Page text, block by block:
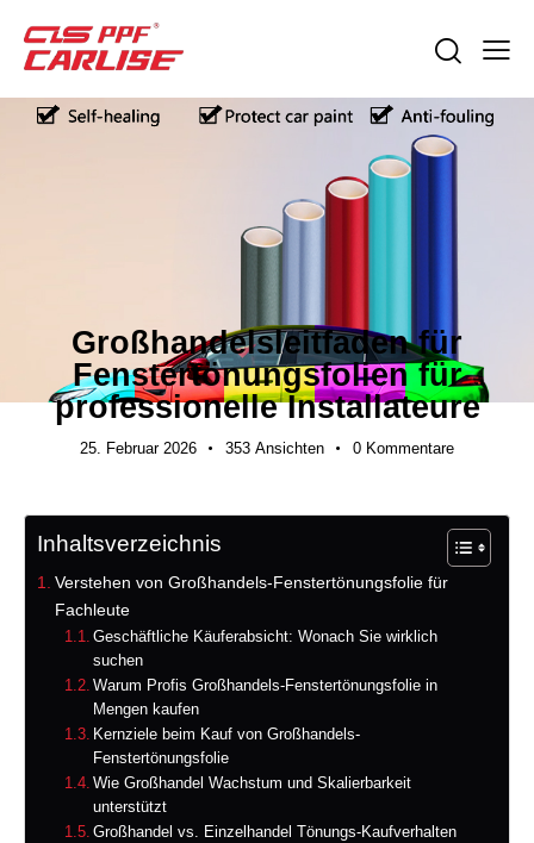
Großhandelsleitfaden für
Fenstertönungsfolien für
professionelle Installateure
25. Februar 2026 353 Ansichten 0 Kommentare
Inhaltsverzeichnis
Verstehen von Großhandels-Fenstertönungsfolie für
Fachleute
Geschäftliche Käuferabsicht: Wonach Sie wirklich
suchen
Warum Profis Großhandels-Fenstertönungsfolie in
Mengen kaufen
Kernziele beim Kauf von Großhandels-
Fenstertönungsfolie
Wie Großhandel Wachstum und Skalierbarkeit
unterstützt
Großhandel vs. Einzelhandel Tönungs-Kaufverhalten